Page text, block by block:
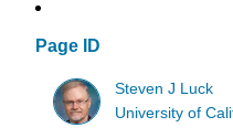
Page ID
Steven J Luck
University of